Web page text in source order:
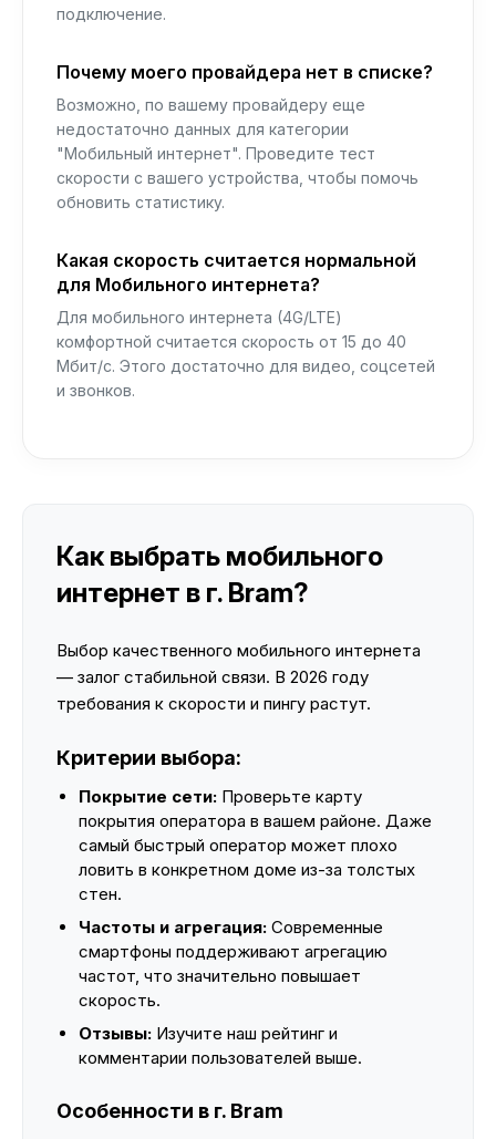
подключение.
Почему моего провайдера нет в списке?
Возможно, по вашему провайдеру еще
недостаточно данных для категории
"Мобильный интернет". Проведите тест
скорости с вашего устройства, чтобы помочь
обновить статистику.
Какая скорость считается нормальной
для Мобильного интернета?
Для мобильного интернета (4G/LTE)
комфортной считается скорость от 15 до 40
Мбит/с. Этого достаточно для видео, соцсетей
и звонков.
Как выбрать мобильного
интернет в г. Bram?
Выбор качественного мобильного интернета
— залог стабильной связи. В 2026 году
требования к скорости и пингу растут.
Критерии выбора:
Покрытие сети: Проверьте карту
покрытия оператора в вашем районе. Даже
самый быстрый оператор может плохо
ловить в конкретном доме из-за толстых
стен.
Частоты и агрегация: Современные
смартфоны поддерживают агрегацию
частот, что значительно повышает
скорость.
Отзывы: Изучите наш рейтинг и
комментарии пользователей выше.
Особенности в г. Bram